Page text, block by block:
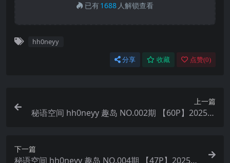
已有1688 人解锁查看
hh0neyy
分享 收藏 点赞(0)
上一篇
秘语空间 hh0neyy 趣岛 NO.002期 【60P】2025年
下一篇
秘语空间 hh0neyy 趣岛 NO.004期 【47P】2025年